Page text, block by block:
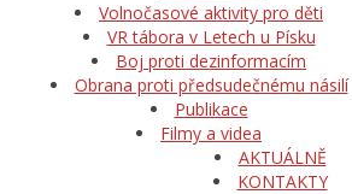
Volnočasové aktivity pro děti
VR tábora v Letech u Písku
Boj proti dezinformacím
Obrana proti předsudečnému násilí
Publikace
Filmy a videa
AKTUÁLNĚ
KONTAKTY